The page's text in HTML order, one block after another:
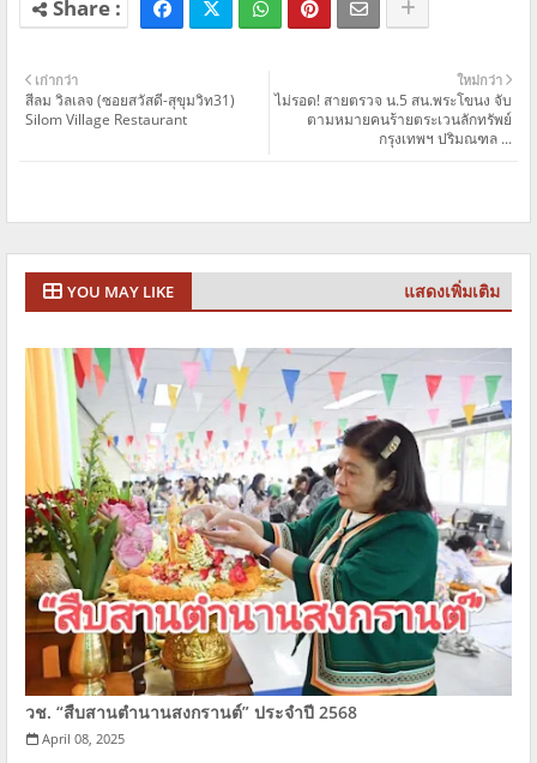
ใหม่กว่า
ไม่รอด! สายตรวจ น.5 สน.พระโขนง จับ
ตามหมายคนร้ายตระเวนลักทรัพย์
กรุงเทพฯ ปริมณฑล ...
เก่ากว่า
สีลม วิลเลจ (ซอยสวัสดี-สุขุมวิท31)
Silom Village Restaurant
YOU MAY LIKE แสดงเพิ่มเติม
วช. “สืบสานตำนานสงกรานต์” ประจำปี 2568
April 08, 2025